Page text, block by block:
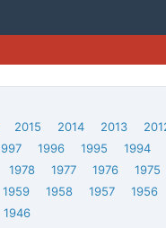
2015 2014 2013
1996 1995 1994
1978 1977 1976 1975
1959 1958 1957 1956
1946